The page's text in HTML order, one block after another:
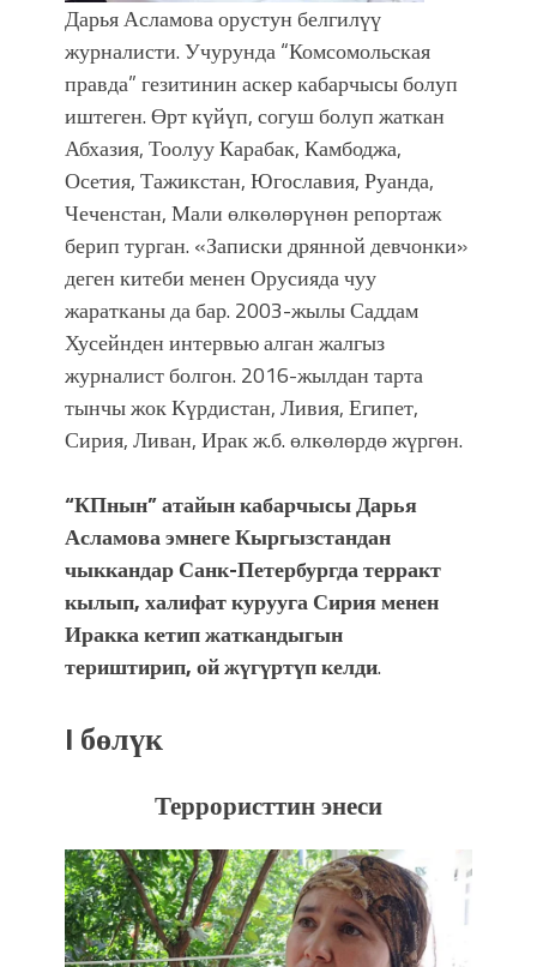
Дарья Асламова орустун белгилүү
журналисти. Учурунда “Комсомольская
правда” гезитинин аскер кабарчысы болуп
иштеген. Өрт күйүп, согуш болуп жаткан
Абхазия, Тоолуу Карабак, Камбоджа,
Осетия, Тажикстан, Югославия, Руанда,
Чеченстан, Мали өлкөлөрүнөн репортаж
берип турган. «Записки дрянной девчонки»
деген китеби менен Орусияда чуу
жаратканы да бар. 2003-жылы Саддам
Хусейнден интервью алган жалгыз
журналист болгон. 2016-жылдан тарта
тынчы жок Күрдистан, Ливия, Египет,
Сирия, Ливан, Ирак ж.б. өлкөлөрдө жүргөн.
“КПнын” атайын кабарчысы Дарья
Асламова эмнеге Кыргызстандан
чыккандар Санк-Петербургда терракт
кылып, халифат курууга Сирия менен
Иракка кетип жаткандыгын
териштирип, ой жүгүртүп келди.
I бөлүк
Террористтин энеси